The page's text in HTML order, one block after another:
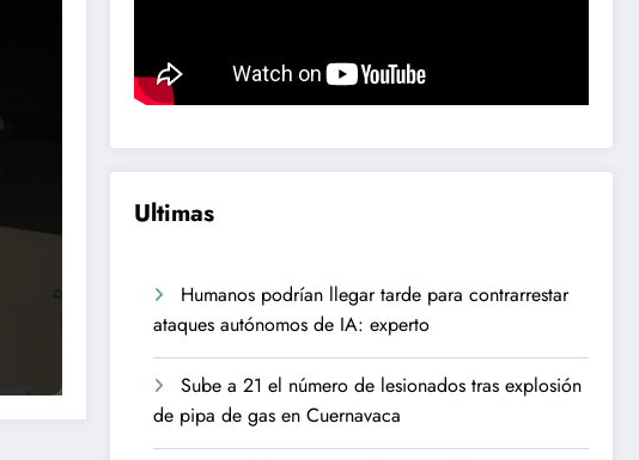
Ultimas
Humanos podrían llegar tarde para contrarrestar
ataques autónomos de IA: experto
Sube a 21 el número de lesionados tras explosión
de pipa de gas en Cuernavaca